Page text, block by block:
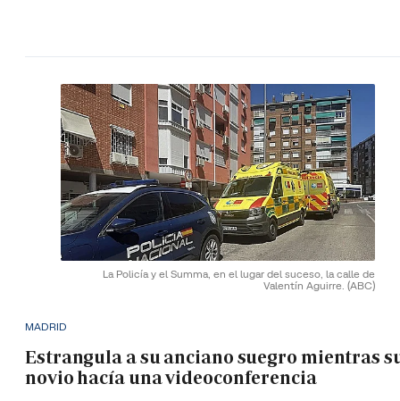
La Policía y el Summa, en el lugar del suceso, la calle de
Valentín Aguirre. (ABC)
MADRID
Estrangula a su anciano suegro mientras
novio hacía una videoconferencia